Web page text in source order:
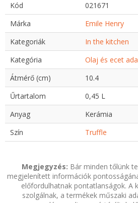
Kód
021671
Márka
Emile Henry
Kategoriák
In the kitchen
Kategória
Olaj és ecet
Átmérő (cm)
10.4
Űrtartalom
0,45 L
Anyag
Kerámia
Szín
Truffle
Megjegyzés: Bár minden tőlünk
megjelenített információk
előfordulhatnak pontatlanságok. A
szolgálnak, a termékek műszaki